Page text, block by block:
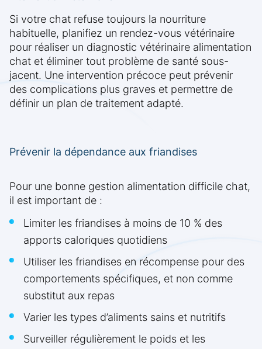
Si votre chat refuse toujours la nourriture
habituelle, planifiez un rendez-vous vétérinaire
pour réaliser un diagnostic vétérinaire alimentation
chat et éliminer tout problème de santé sous-
jacent. Une intervention précoce peut prévenir
des complications plus graves et permettre de
définir un plan de traitement adapté.
Prévenir la dépendance aux friandises
Pour une bonne gestion alimentation difficile chat,
il est important de :
Limiter les friandises à moins de 10 % des
apports caloriques quotidiens
Utiliser les friandises en récompense pour des
comportements spécifiques, et non comme
substitut aux repas
Varier les types d’aliments sains et nutritifs
Surveiller régulièrement le poids et les